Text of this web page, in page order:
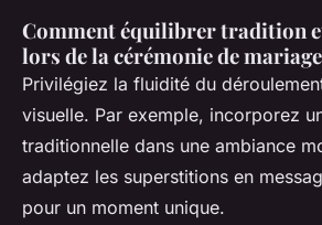
Comment équilibrer tradition
lors de la cérémonie de
Privilégiez la fluidité du
visuelle. Par exemple, incorporez
traditionnelle dans une ambiance
adaptez les superstitions en
pour un moment unique.